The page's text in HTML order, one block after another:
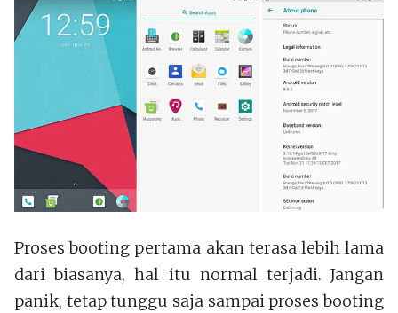
Proses booting pertama akan terasa lebih lama
dari biasanya, hal itu normal terjadi. Jangan
panik, tetap tunggu saja sampai proses booting